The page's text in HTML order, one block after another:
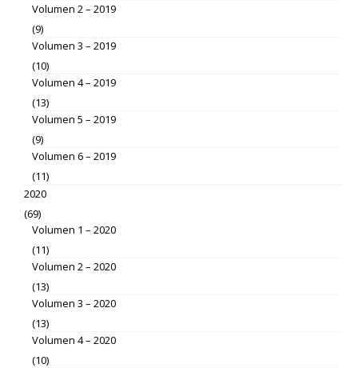
Volumen 2 – 2019
(9)
Volumen 3 – 2019
(10)
Volumen 4 – 2019
(13)
Volumen 5 – 2019
(9)
Volumen 6 – 2019
(11)
2020
(69)
Volumen 1 – 2020
(11)
Volumen 2 – 2020
(13)
Volumen 3 – 2020
(13)
Volumen 4 – 2020
(10)